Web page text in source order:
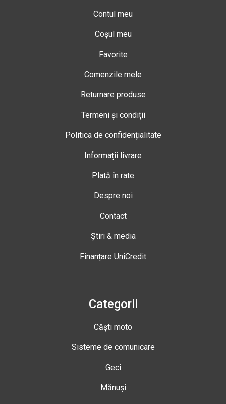
Contul meu
Coșul meu
Favorite
Comenzile mele
Returnare produse
Termeni și condiții
Politica de confidențialitate
Informații livrare
Plată în rate
Despre noi
Contact
Știri & media
Finanțare UniCredit
Categorii
Căști moto
Sisteme de comunicare
Geci
Mănuși